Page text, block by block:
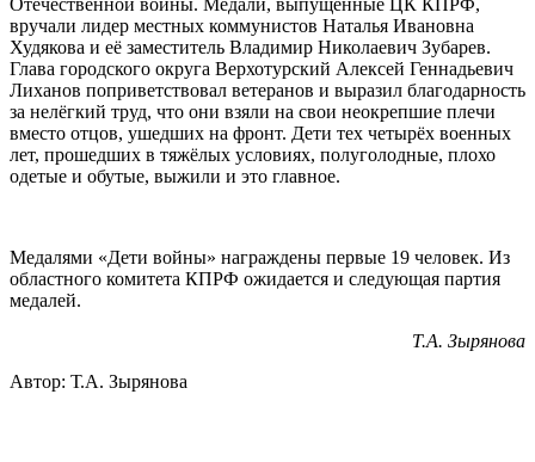
Отечественной войны. Медали, выпущенные ЦК КПРФ,
вручали лидер местных коммунистов Наталья Ивановна
Худякова и её заместитель Владимир Николаевич Зубарев.
Глава городского округа Верхотурский Алексей Геннадьевич
Лиханов поприветствовал ветеранов и выразил благодарность
за нелёгкий труд, что они взяли на свои неокрепшие плечи
вместо отцов, ушедших на фронт. Дети тех четырёх военных
лет, прошедших в тяжёлых условиях, полуголодные, плохо
одетые и обутые, выжили и это главное.
Медалями «Дети войны» награждены первые 19 человек. Из
областного комитета КПРФ ожидается и следующая партия
медалей.
Т.А. Зырянова
Автор: Т.А. Зырянова